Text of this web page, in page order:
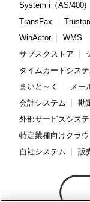
System i（AS/400)
TransFax
WinActor
WMS
サブスクストア
タイムカードシス
まいと～く
メー
会計システム
勘
外部サービスシス
特定業種向けクラ
自社システム
販